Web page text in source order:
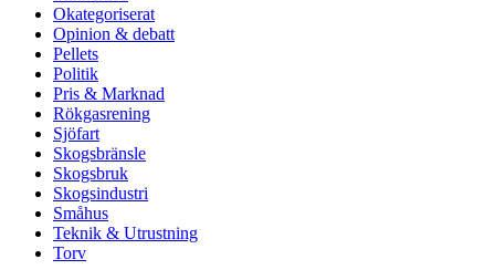
Okategoriserat
Opinion & debatt
Pellets
Politik
Pris & Marknad
Rökgasrening
Sjöfart
Skogsbränsle
Skogsbruk
Skogsindustri
Småhus
Teknik & Utrustning
Torv